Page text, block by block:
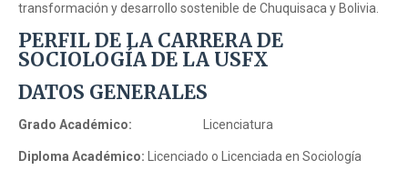
transformación y desarrollo sostenible de Chuquisaca y Bolivia.
PERFIL DE LA CARRERA DE
SOCIOLOGÍA DE LA USFX
DATOS GENERALES
Grado Académico: Licenciatura
Diploma Académico: Licenciado o Licenciada en Sociología